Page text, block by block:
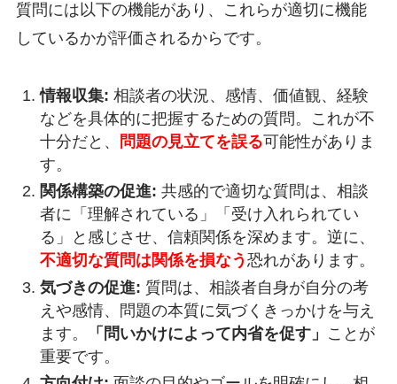
質問には以下の機能があり、これらが適切に機能
しているかが評価されるからです。
情報収集: 相談者の状況、感情、価値観、経験
などを具体的に把握するための質問。これが不
十分だと、
問題の見立てを誤る可能性がありま
す。
関係構築の促進: 共感的で適切な質問は、相談
者に「理解されている」「受け入れられてい
る」と感じさせ、信頼関係を深めます。逆に、
不適切な質問は関係を損なう 恐れがあります。
気づきの促進: 質問は、相談者自身が自分の考
えや感情、問題の本質に気づくきっかけを与え
ます。
「問いかけによって内省を促す」 ことが
重要です。